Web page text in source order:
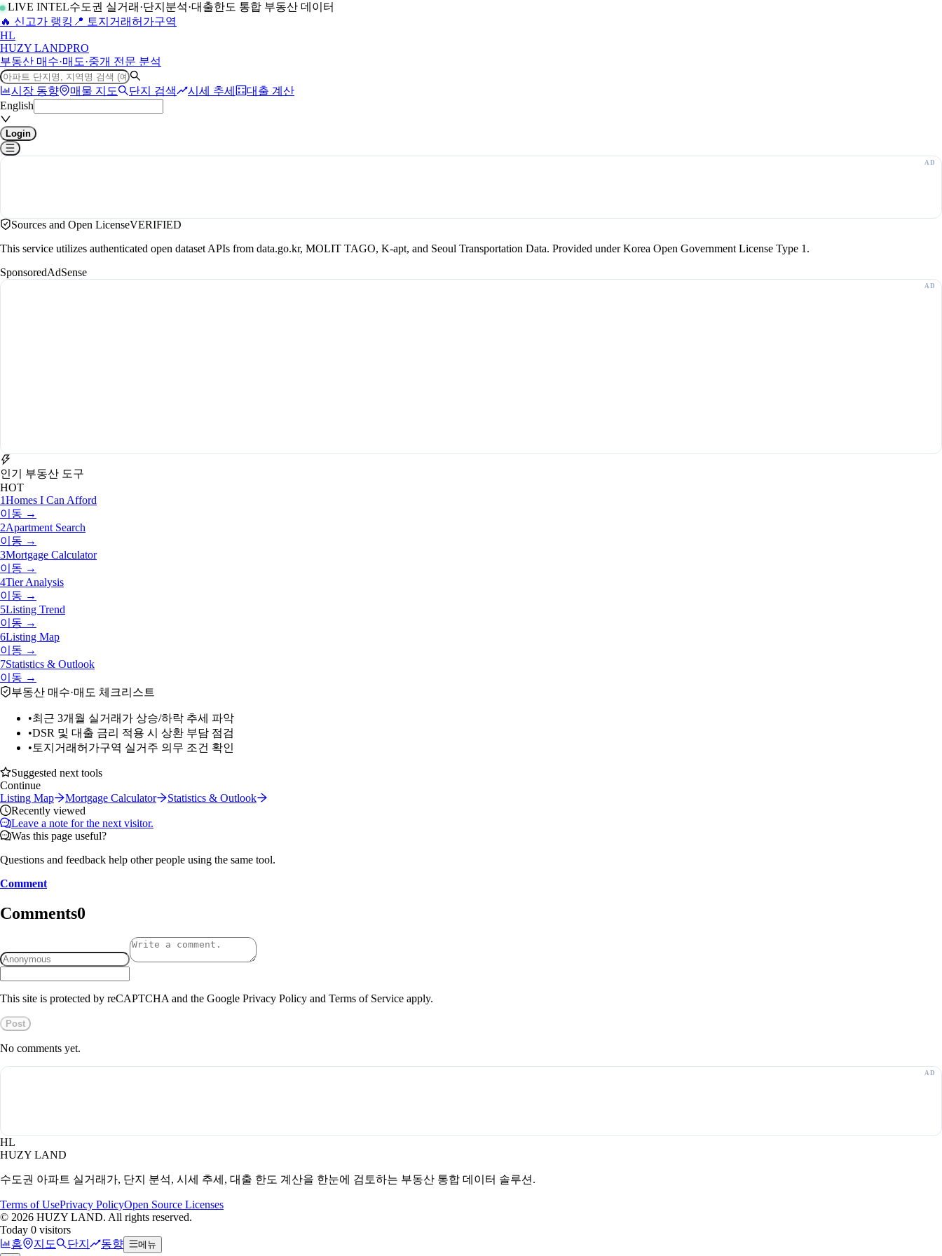
LIVE INTEL수도권 실거래·단지분석·대출한도 통합 부동산 데이터
🔥 신고가 랭킹 📍 토지거래허가구역
HL
HUZY LANDPRO
부동산 매수·매도·중개 전문 분석
시장 동향 매물 지도 단지 검색 시세 추세
대출 계산
English
Login
Sources and Open LicenseVERIFIED
This service utilizes authenticated open dataset APIs from data.go.kr, MOLIT TAGO, K-apt, and Seoul Transportation Data. Provided under Korea Open Government License Type 1.
SponsoredAdSense
인기 부동산 도구
HOT
1Homes I Can Afford
이동 →
2Apartment Search
이동 →
3Mortgage Calculator
이동 →
4Tier Analysis
이동 →
5Listing Trend
이동 →
6Listing Map
이동 →
7Statistics & Outlook
이동 →
부동산 매수·매도 체크리스트
•최근 3개월 실거래가 상승/하락 추세 파악
•DSR 및 대출 금리 적용 시 상환 부담 점검
• 토지거래허가구역 실거주 의무 조건 확인
Suggested next tools
Continue
Listing Map
Mortgage Calculator
Statistics & Outlook
Recently viewed
Leave a note for the next visitor.
Was this page useful?
Questions and feedback help other people using the same tool.
Comment
Comments0
This site is protected by reCAPTCHA and the Google Privacy Policy and Terms of Service apply.
Post
No comments yet.
HL
HUZY LAND
수도권 아파트 실거래가, 단지 분석, 시세 추세, 대출 한도 계산을 한눈에 검토하는 부동산 통합 데이터 솔루션.
Terms of UsePrivacy PolicyOpen Source Licenses
© 2026 HUZY LAND. All rights reserved.
Today 0 visitors
홈
지도 단지 동향 메뉴